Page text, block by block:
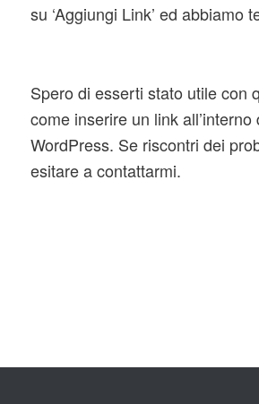
su ‘Aggiungi Link’ ed abbiamo
Spero di esserti stato utile con
come inserire un link
WordPress. Se riscontri dei
esitare a contattarmi.